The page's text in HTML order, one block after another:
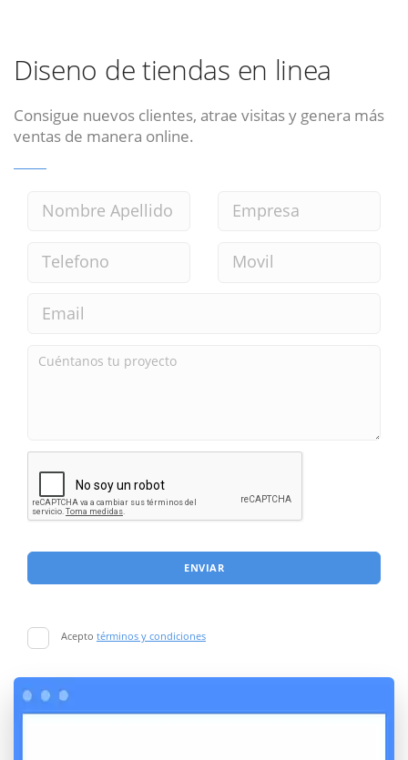
Diseno de tiendas en linea
Consigue nuevos clientes, atrae visitas y genera más
ventas de manera online.
ENVIAR
Acepto términos y condiciones